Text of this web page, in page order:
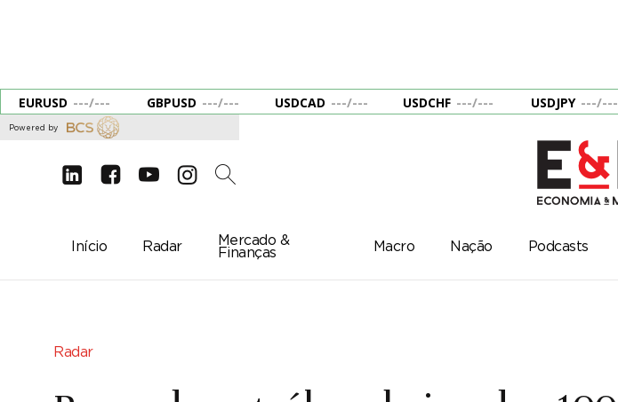
EURUSD ---/--- GBPUSD ---/--- USDCAD ---/--- USDCHF ---/--- USDJPY ---/---
Powered by
d e g c 2
Início Radar
Mercado &
Finanças
Macro Nação Podcasts
Radar